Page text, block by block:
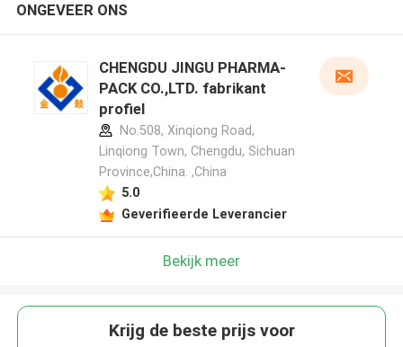
ONGEVEER ONS
CHENGDU JINGU PHARMA-
PACK CO.,LTD. fabrikant
profiel
No.508, Xinqiong Road,
Linqiong Town, Chengdu, Sichuan
Province,China. ,China
5.0
Geverifieerde Leverancier
Bekijk meer
Krijg de beste prijs voor